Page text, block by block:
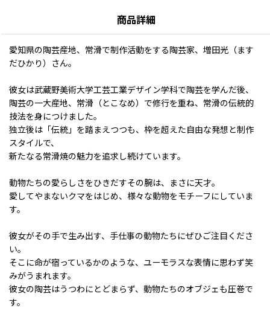
商品詳細
愛知県の陶芸産地、常滑で制作活動をする陶芸家、増田光（ます
だひかり）さん。
彼女は武蔵野美術大学工芸工業デザイン学科で陶芸を学んだ後、
陶芸の一大産地、常滑（とこなめ）で修行を重ね、常滑の伝統的
技法を身につけました。
独立後は「伝統」を踏まえつつも、枠を超えた自由な発想と制作
スタイルで、
新たなる常滑焼の魅力を追求し続けています。
動物たちの愛らしさをひきだすその腕は、まさに天才。
愛してやまないクマをはじめ、様々な動物をモチーフにしていま
す。
彼女がその手で生み出す、手仕事の動物たちにぜひご注目くださ
い。
そこに命が宿っているかのような、ユーモラスな表情に思わず笑
みがうまれます。
彼女の陶芸はうつわにとどまらず、動物たちのオブジェも圧巻で
す。